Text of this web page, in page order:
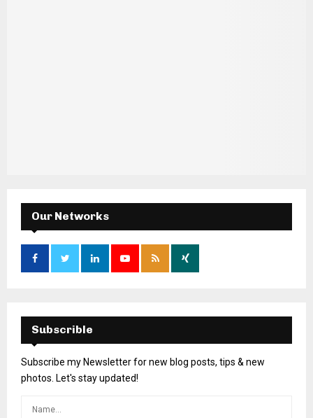
Our Networks
Subscrible
Subscribe my Newsletter for new blog posts, tips & new
photos. Let's stay updated!